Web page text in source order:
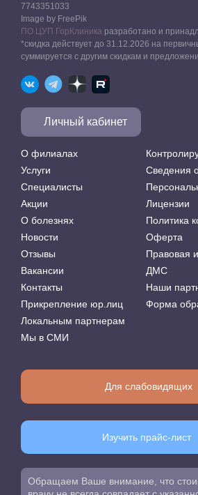
7743351033
Image by FreePik
ПО ЦУП ГорКлиника разработано и
*скидка действует до 31.12.2026 на
суммируется с другим скидкам и
О филиалах
Услуги
Специалисты
Акции
О болезнях
Новости
Отзывы
Вакансии
Контакты
Прикрепление юр.лиц
Локальным партнерам
Мы в СМИ
Сведения
Лицензии
Политика
Оферта
Правовая
ДМС
Наши
Форма
Личный кабинет
Для слабовидящих
Изучить прайс-лист
Обращаем Ваше внимание, что